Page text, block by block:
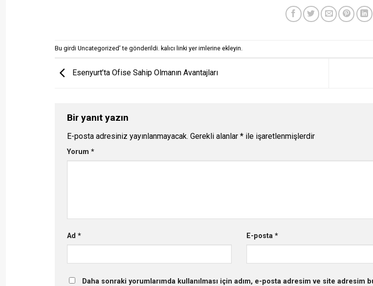
Bu girdi Uncategorized’ te gönderildi. kalıcı linki yer imlerine ekleyin.
Esenyurt’ta Ofise Sahip Olmanın Avantajları
Bir yanıt yazın
E-posta adresiniz yayınlanmayacak. Gerekli alanlar * ile işaretlenmişlerdir
Yorum *
Ad * E-posta *
Daha sonraki yorumlarımda kullanılması için adım, e-posta adresim ve site adresim